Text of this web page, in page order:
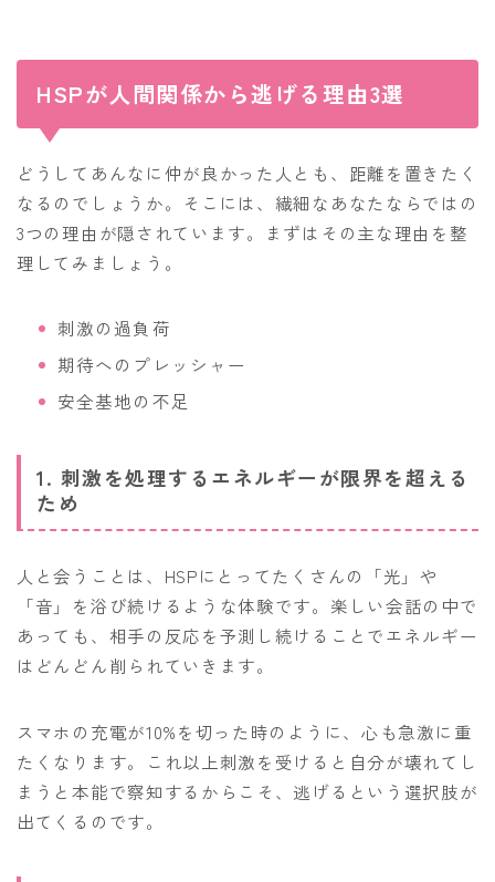
HSPが人間関係から逃げる理由3選
どうしてあんなに仲が良かった人とも、距離を置きたく
なるのでしょうか。そこには、繊細なあなたならではの
3つの理由が隠されています。まずはその主な理由を整
理してみましょう。
刺激の過負荷
期待へのプレッシャー
安全基地の不足
1. 刺激を処理するエネルギーが限界を超える
ため
人と会うことは、HSPにとってたくさんの「光」や
「音」を浴び続けるような体験です。楽しい会話の中で
あっても、相手の反応を予測し続けることでエネルギー
はどんどん削られていきます。
スマホの充電が10%を切った時のように、心も急激に重
たくなります。これ以上刺激を受けると自分が壊れてし
まうと本能で察知するからこそ、逃げるという選択肢が
出てくるのです。